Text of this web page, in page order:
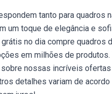
tanto para quadros
um toque de elegância e
no dia compre quadros
em milhões de
nossas incríveis
detalhes variam de